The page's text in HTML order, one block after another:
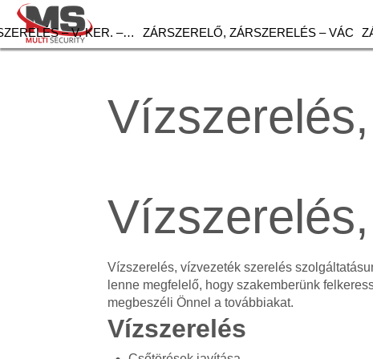
– V. KER. –… ZÁRSZERELŐ, ZÁRSZERELÉS – VÁC
Vízszerelés, vízvezeték szerelés
lenne megfelelő, hogy szakemberünk
megbeszéli Önnel a továbbiakat.
Vízszerelés